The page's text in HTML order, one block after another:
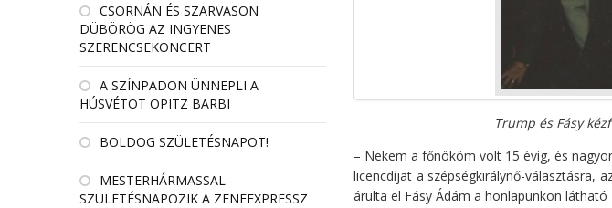
CSORNÁN ÉS SZARVASON
DÜBÖRÖG AZ INGYENES
SZERENCSEKONCERT
A SZÍNPADON ÜNNEPLI A
HÚSVÉTOT OPITZ BARBI
BOLDOG SZÜLETÉSNAPOT!
MESTERHÁRMASSAL
SZÜLETÉSNAPOZIK A ZENEEXPRESSZ
Trump és Fásy
– Nekem a főnököm volt 15 évig, és
licencdíjat a szépségkirálynő-választásra,
árulta el Fásy Ádám a honlapunkon